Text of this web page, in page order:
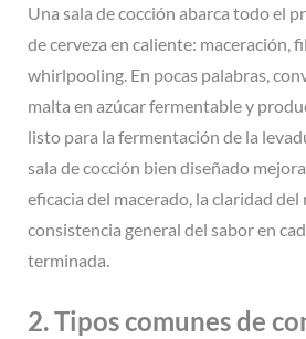
Una sala de cocción abarca todo el
de cerveza en caliente: maceración,
whirlpooling. En pocas palabras,
malta en azúcar fermentable y
listo para la fermentación de la
sala de cocción bien diseñado
eficacia del macerado, la claridad del
consistencia general del sabor en
terminada.
2. Tipos comunes de